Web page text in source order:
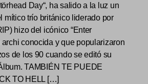
Day“, ha salido a la luz un
mítico trío británico liderado por
hizo del icónico “Enter
archi conocida y que popularizaron
de los 90 cuando se editó su
TAMBIÉN TE PUEDE
TO HELL […]